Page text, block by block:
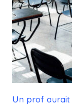
Un prof aurait